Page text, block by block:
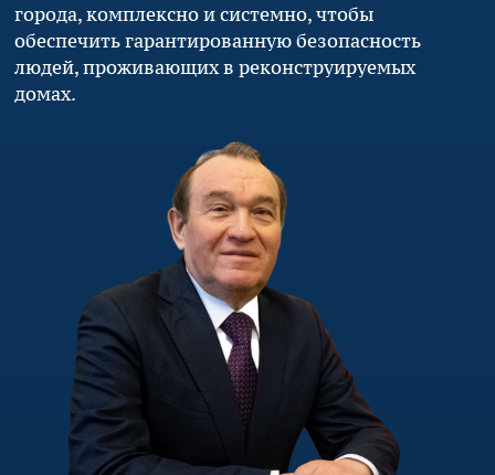
города, комплексно и системно, чтобы
обеспечить гарантированную безопасность
людей, проживающих в реконструируемых
домах.